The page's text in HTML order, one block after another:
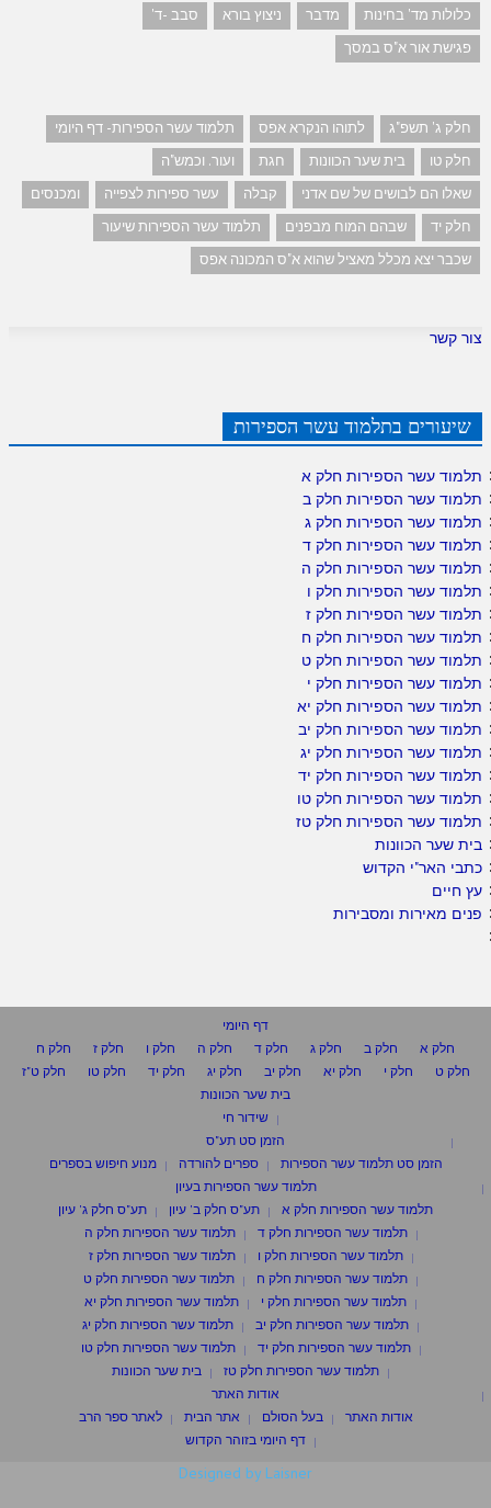
כלולות מד' בחינות
מדבר ניצוץ בורא
סבב -ד'
פגישת אור א"ס במסך
חלק ג' תשפ"ג לתוהו הנקרא אפס
תלמוד עשר הספירות- דף היומי
חלק טו
בית שער הכוונות חגת
ועור. וכמש"ה
שאלו הם לבושים של שם אדני
קבלה עשר ספירות לצפייה
ומכנסים
חלק יד
שבהם המוח מבפנים
תלמוד עשר הספירות שיעור
שכבר יצא מכלל מאציל שהוא א"ס המכונה אפס
צור קשר
שיעורים בתלמוד עשר הספירות
תלמוד עשר הספירות חלק א
תלמוד עשר הספירות חלק ב
תלמוד עשר הספירות חלק ג
תלמוד עשר הספירות חלק ד
תלמוד עשר הספירות חלק ה
תלמוד עשר הספירות חלק ו
תלמוד עשר הספירות חלק ז
תלמוד עשר הספירות חלק ח
תלמוד עשר הספירות חלק ט
תלמוד עשר הספירות חלק י
תלמוד עשר הספירות חלק יא
תלמוד עשר הספירות חלק יב
תלמוד עשר הספירות חלק יג
תלמוד עשר הספירות חלק יד
תלמוד עשר הספירות חלק טו
תלמוד עשר הספירות חלק טז
בית שער הכוונות
כתבי האר"י הקדוש
עץ חיים
פנים מאירות ומסבירות
דף היומי
חלק א
חלק ב חלק ג חלק ד חלק ה חלק ו חלק ז
חלק ח
חלק ט
חלק י חלק יא חלק יב חלק יג חלק יד חלק טו
חלק ט"ז
בית שער הכוונות
שידור חי
הזמן סט תע"ס
הזמן סט תלמוד עשר הספירות
ספרים להורדה
מנוע חיפוש בספרים
תלמוד עשר הספירות בעיון
תלמוד עשר הספירות חלק א
תע"ס חלק ב' עיון
תע"ס חלק ג' עיון
תלמוד עשר הספירות חלק ד
תלמוד עשר הספירות חלק ה
תלמוד עשר הספירות חלק ו
תלמוד עשר הספירות חלק ז
תלמוד עשר הספירות חלק ח
תלמוד עשר הספירות חלק ט
תלמוד עשר הספירות חלק י
תלמוד עשר הספירות חלק יא
תלמוד עשר הספירות חלק יב
תלמוד עשר הספירות חלק יג
תלמוד עשר הספירות חלק יד
תלמוד עשר הספירות חלק טו
תלמוד עשר הספירות חלק טז
בית שער הכוונות
אודות האתר
אודות האתר
בעל הסולם אתר הבית
לאתר ספר הרב
דף היומי בזוהר הקדוש
Designed by Laisner